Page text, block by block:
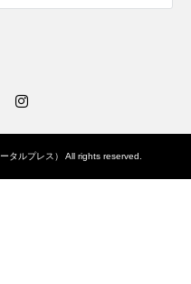
タルプレス） All rights reserved.